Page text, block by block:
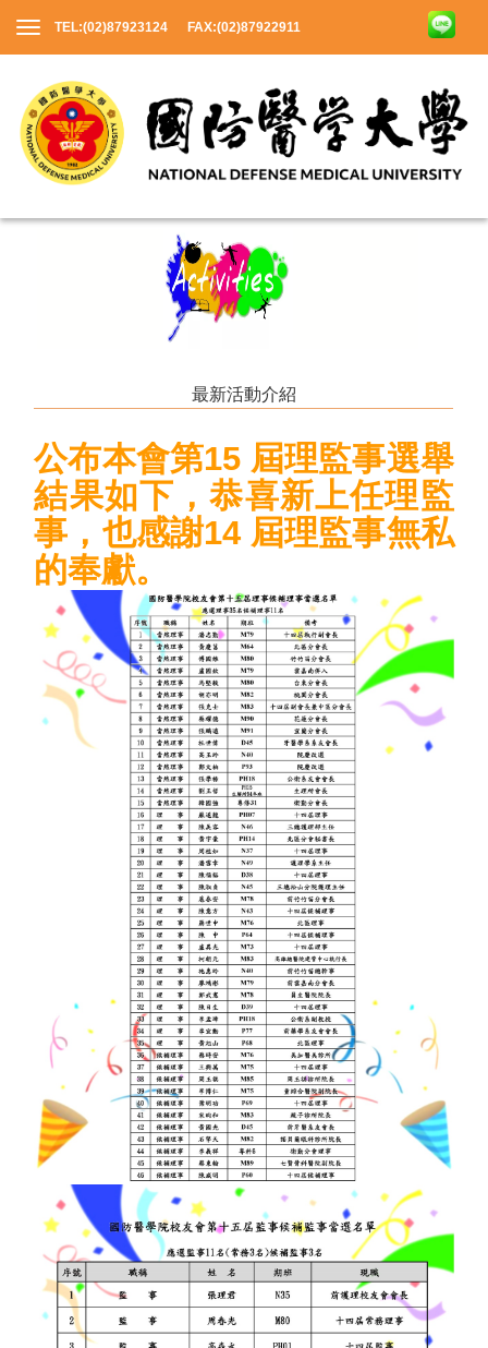
TEL:(02)87923124 FAX:(02)87922911
最新活動介紹
公布本會第15 屆理監事選舉
結果如下，恭喜新上任理監
事，也感謝14 屆理監事無私
的奉獻。